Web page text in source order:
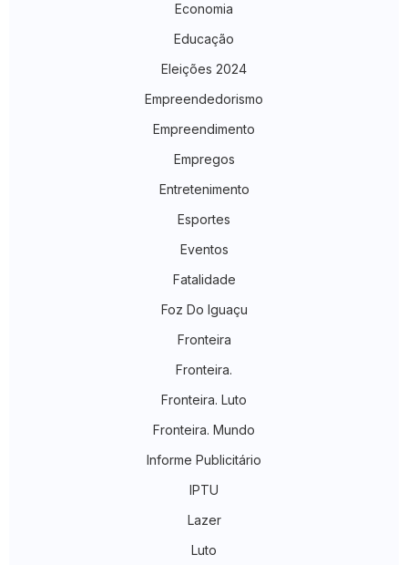
Economia
Educação
Eleições 2024
Empreendedorismo
Empreendimento
Empregos
Entretenimento
Esportes
Eventos
Fatalidade
Foz Do Iguaçu
Fronteira
Fronteira.
Fronteira. Luto
Fronteira. Mundo
Informe Publicitário
IPTU
Lazer
Luto